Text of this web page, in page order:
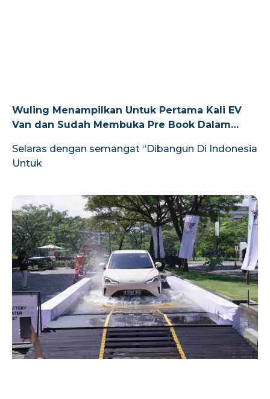
Wuling Menampilkan Untuk Pertama Kali EV
Van dan Sudah Membuka Pre Book Dalam
Selaras dengan semangat “Dibangun Di Indonesia
Untuk